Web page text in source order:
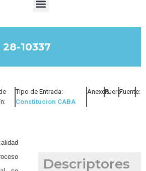
10337
Tipo de Entrada:
Constitucion CABA
Anexos:Fuero:Fuente:
Descriptores